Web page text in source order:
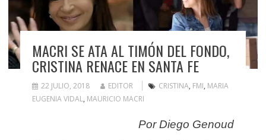
MACRI SE ATA AL TIMÓN DEL FONDO,
CRISTINA RENACE EN SANTA FE
22 JULIO, 2018 EDITOR CRISTINA, FMI, MARIA
EUGENIA VIDAL, MAURICIO MACRI
Por Diego Genoud